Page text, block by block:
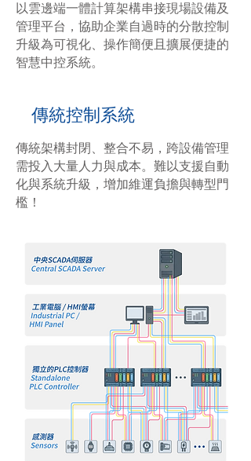
以雲邊端一體計算架構串接現場設備及
管理平台，協助企業自過時的分散控制
升級為可視化、操作簡便且擴展便捷的
智慧中控系統。
傳統控制系統
傳統架構封閉、整合不易，跨設備管理
需投入大量人力與成本。難以支援自動
化與系統升級，增加維運負擔與轉型門
檻！